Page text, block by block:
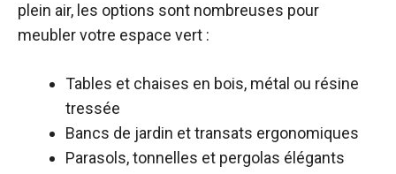
plein air, les options sont nombreuses pour
meubler votre espace vert :
Tables et chaises en bois, métal ou résine
tressée
Bancs de jardin et transats ergonomiques
Parasols, tonnelles et pergolas élégants